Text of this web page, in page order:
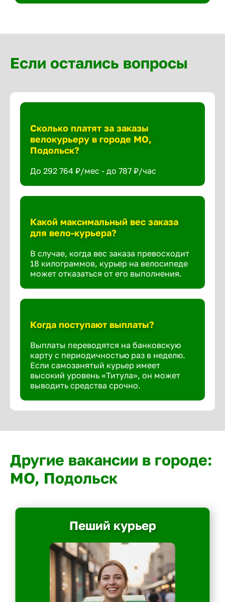
Если остались вопросы
Сколько платят за заказы
велокурьеру в городе МО,
Подольск?
До 292 764 ₽/мес - до 787 ₽/час
Какой максимальный вес заказа
для вело-курьера?
В случае, когда вес заказа превосходит
18 килограммов, курьер на велосипеде
может отказаться от его выполнения.
Когда поступают выплаты?
Выплаты переводятся на банковскую
карту с периодичностью раз в неделю.
Если самозанятый курьер имеет
высокий уровень «Титула», он может
выводить средства срочно.
Другие вакансии в городе:
МО, Подольск
Пеший курьер